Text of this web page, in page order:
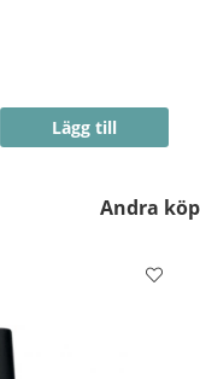
Lägg till
Andra